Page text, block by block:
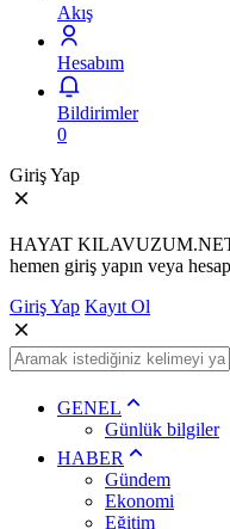
Akış
Hesabım
Bildirimler
0
Giriş Yap
HAYAT KILAVUZUM.NET
hemen giriş yapın veya
Giriş Yap Kayıt Ol
GENEL
Günlük bilgiler
HABER
Gündem
Ekonomi
Eğitim